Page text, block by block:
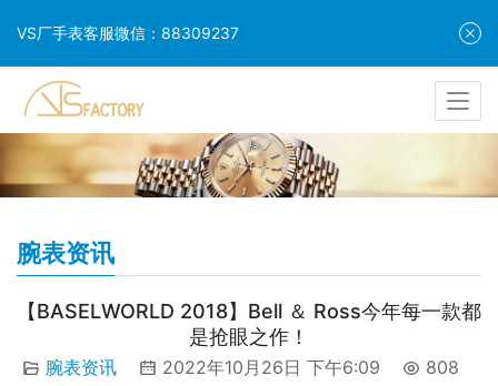
腕表资讯
【BASELWORLD 2018】Bell ＆ Ross今年每一款都
是抢眼之作！
腕表资讯 2022年10月26日 下午6:09 808
VS厂手表客服微信：88309237